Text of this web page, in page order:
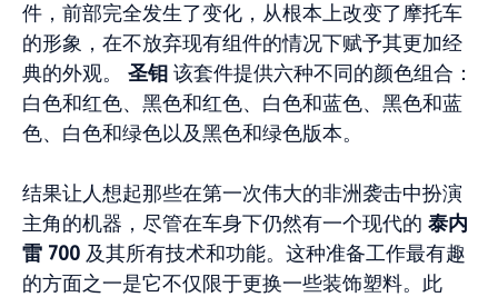
件，前部完全发生了变化，从根本上改变了摩托车
的形象，在不放弃现有组件的情况下赋予其更加经
典的外观。 圣钼 该套件提供六种不同的颜色组合：
白色和红色、黑色和红色、白色和蓝色、黑色和蓝
色、白色和绿色以及黑色和绿色版本。
结果让人想起那些在第一次伟大的非洲袭击中扮演
主角的机器，尽管在车身下仍然有一个现代的 泰内
雷 700 及其所有技术和功能。这种准备工作最有趣
的方面之一是它不仅限于更换一些装饰塑料。此